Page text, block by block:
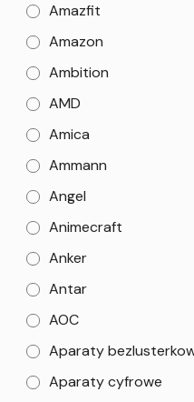
Amazfit
Amazon
Ambition
AMD
Amica
Ammann
Angel
Animecraft
Anker
Antar
AOC
Aparaty
Aparaty cyfrowe